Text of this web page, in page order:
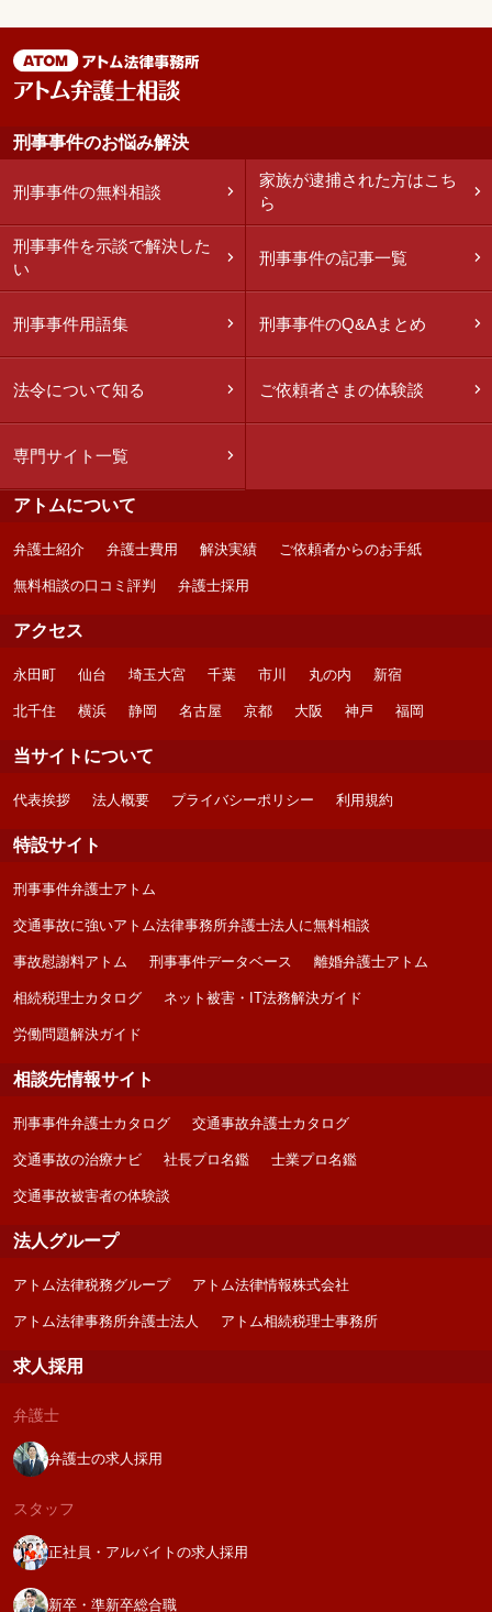
刑事事件のお悩み解決
刑事事件の無料相談
家族が逮捕された方はこち
ら
刑事事件を示談で解決した
い
刑事事件の記事一覧
刑事事件用語集 刑事事件のQ&Aまとめ
法令について知る ご依頼者さまの体験談
専門サイト一覧
アトムについて
弁護士紹介 弁護士費用 解決実績 ご依頼者からのお手紙
無料相談の口コミ評判 弁護士採用
アクセス
永田町 仙台 埼玉大宮 千葉 市川 丸の内 新宿
北千住 横浜 静岡 名古屋 京都 大阪 神戸 福岡
当サイトについて
代表挨拶 法人概要 プライバシーポリシー 利用規約
特設サイト
刑事事件弁護士アトム
交通事故に強いアトム法律事務所弁護士法人に無料相談
事故慰謝料アトム 刑事事件データベース 離婚弁護士アトム
相続税理士カタログ ネット被害・IT法務解決ガイド
労働問題解決ガイド
相談先情報サイト
刑事事件弁護士カタログ 交通事故弁護士カタログ
交通事故の治療ナビ 社長プロ名鑑 士業プロ名鑑
交通事故被害者の体験談
法人グループ
アトム法律税務グループ アトム法律情報株式会社
アトム法律事務所弁護士法人 アトム相続税理士事務所
求人採用
弁護士
弁護士の求人採用
スタッフ
正社員・アルバイトの求人採用
新卒・準新卒総合職